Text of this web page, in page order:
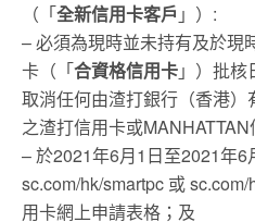
（「全新信用卡客戶 」）:
– 必須為現時並未持有及於現
卡（「合資格信用卡」）批
取消任何由渣打銀行（香港）
之渣打信用卡或
– 於2021年6月1日至2021年
sc.com/hk/smartpc 或
用卡網上申請表格；及